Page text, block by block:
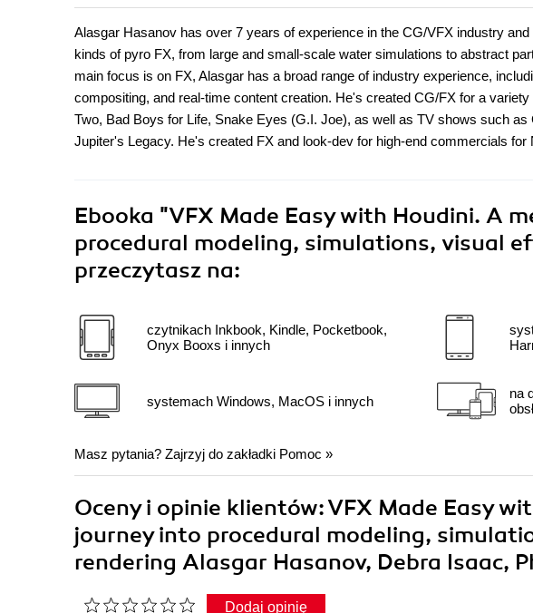
Alasgar Hasanov has over 7 years of experience in the CG/VFX industry
kinds of pyro FX, from large and small-scale water simulations to abstract
main focus is on FX, Alasgar has a broad range of industry experience,
compositing, and real-time content creation. He's created CG/FX for a
Two, Bad Boys for Life, Snake Eyes (G.I. Joe), as well as TV shows such
Jupiter's Legacy. He's created FX and look-dev for high-end commercials
Ebooka "VFX Made Easy with Houdini. A
procedural modeling, simulations, visual
przeczytasz na:
czytnikach Inkbook, Kindle, Pocketbook,
Onyx Booxs i innych
systemach Windows, MacOS i innych
na
Masz pytania? Zajrzyj do zakładki Pomoc »
Oceny i opinie klientów: VFX Made Easy
journey into procedural modeling,
rendering Alasgar Hasanov, Debra Isaac,
Dodaj opinię